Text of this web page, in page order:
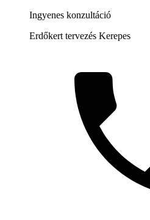
Ingyenes konzultáció
Erdőkert tervezés Kerepes